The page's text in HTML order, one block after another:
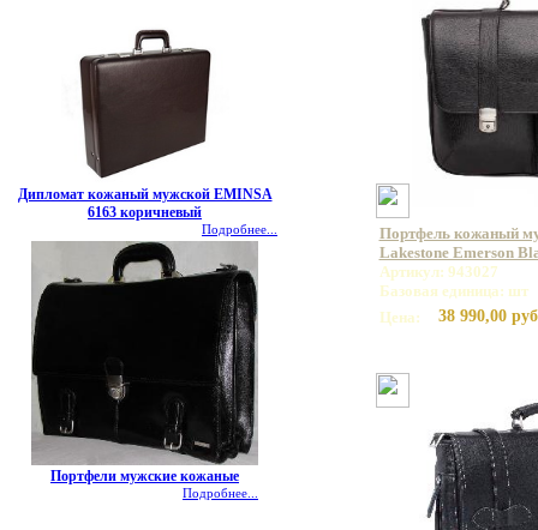
Дипломат кожаный мужской EMINSA
6163 коричневый
Подробнее...
Портфели мужские кожаные
Подробнее...
Портфель кожаный
Lakestone Emerson
Артикул: 943027
Базовая единица: шт
Цена:
38 990,00